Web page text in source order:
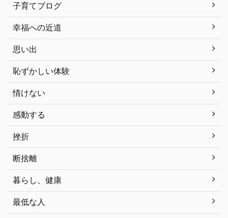
子育てブログ
幸福への近道
思い出
恥ずかしい体験
情けない
感動する
挫折
断捨離
暮らし、健康
最低な人